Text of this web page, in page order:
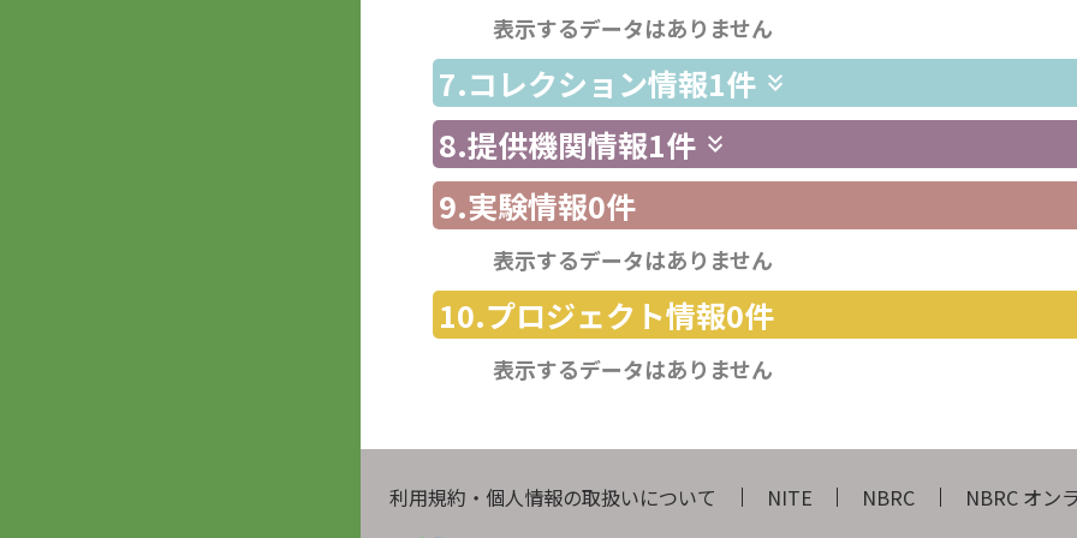
表示するデータはありません
7.コレクション情報1件
8.提供機関情報1件
9.実験情報0件
表示するデータはありません
10.プロジェクト情報0件
表示するデータはありません
利用規約・個人情報の取扱いについて NITE NBRC NBRC オン